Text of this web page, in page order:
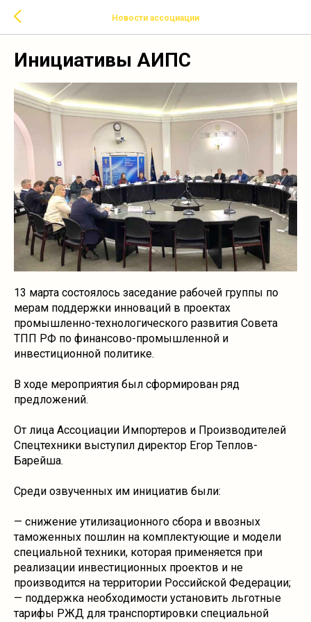
Новости ассоциации
Инициативы АИПС
13 марта состоялось заседание рабочей группы по
мерам поддержки инноваций в проектах
промышленно-технологического развития Совета
ТПП РФ по финансово-промышленной и
инвестиционной политике.
В ходе мероприятия был сформирован ряд
предложений.
От лица Ассоциации Импортеров и Производителей
Спецтехники выступил директор Егор Теплов-
Барейша.
Среди озвученных им инициатив были:
— снижение утилизационного сбора и ввозных
таможенных пошлин на комплектующие и модели
специальной техники, которая применяется при
реализации инвестиционных проектов и не
производится на территории Российской Федерации;
— поддержка необходимости установить льготные
тарифы РЖД для транспортировки специальной